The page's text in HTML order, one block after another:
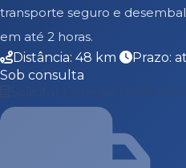
transporte seguro e
em até 2 horas.
Distância: 48 km
Prazo:
Sob consulta